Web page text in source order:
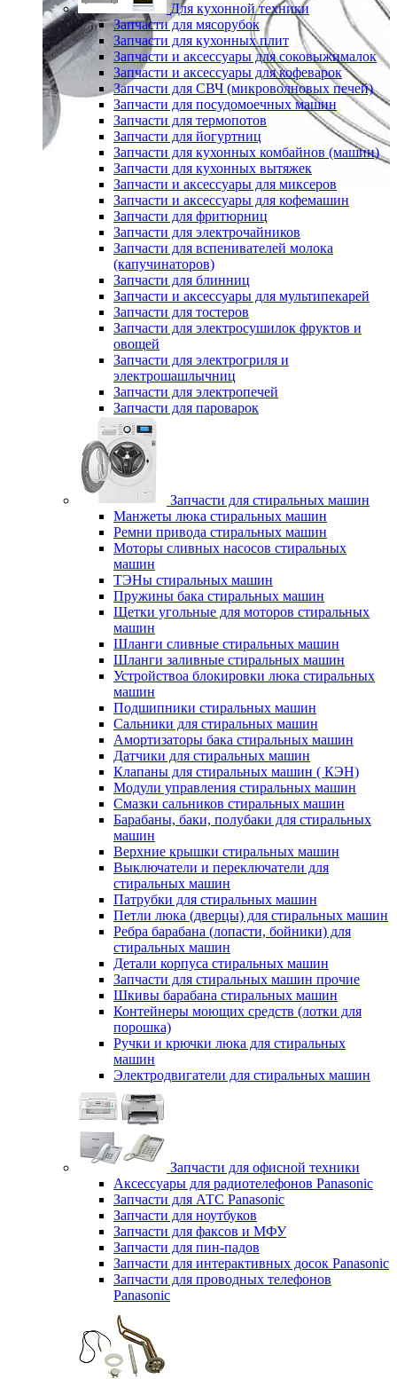
Для кухонной техники
Запчасти для мясорубок
Запчасти для кухонных плит
Запчасти и аксессуары для соковыжималок
Запчасти и аксессуары для кофеварок
Запчасти для СВЧ (микроволновых печей)
Запчасти для посудомоечных машин
Запчасти для термопотов
Запчасти для йогуртниц
Запчасти для кухонных комбайнов (машин)
Запчасти для кухонных вытяжек
Запчасти и аксессуары для миксеров
Запчасти и аксессуары для кофемашин
Запчасти для фритюрниц
Запчасти для электрочайников
Запчасти для вспенивателей молока
(капучинаторов)
Запчасти для блинниц
Запчасти и аксессуары для мультипекарей
Запчасти для тостеров
Запчасти для электросушилок фруктов и
овощей
Запчасти для электрогриля и
электрошашлычниц
Запчасти для электропечей
Запчасти для пароварок
Запчасти для стиральных машин
Манжеты люка стиральных машин
Ремни привода стиральных машин
Моторы сливных насосов стиральных
машин
ТЭНы стиральных машин
Пружины бака стиральных машин
Щетки угольные для моторов стиральных
машин
Шланги сливные стиральных машин
Шланги заливные стиральных машин
Устройствоа блокировки люка стиральных
машин
Подшипники стиральных машин
Сальники для стиральных машин
Амортизаторы бака стиральных машин
Датчики для стиральных машин
Клапаны для стиральных машин ( КЭН)
Модули управления стиральных машин
Смазки сальников стиральных машин
Барабаны, баки, полубаки для стиральных
машин
Верхние крышки стиральных машин
Выключатели и переключатели для
стиральных машин
Патрубки для стиральных машин
Петли люка (дверцы) для стиральных машин
Ребра барабана (лопасти, бойники) для
стиральных машин
Детали корпуса стиральных машин
Запчасти для стиральных машин прочие
Шкивы барабана стиральных машин
Контейнеры моющих средств (лотки для
порошка)
Ручки и крючки люка для стиральных
машин
Электродвигатели для стиральных машин
Запчасти для офисной техники
Аксессуары для радиотелефонов Panasonic
Запчасти для АТС Panasonic
Запчасти для ноутбуков
Запчасти для факсов и МФУ
Запчасти для пин-падов
Запчасти для интерактивных досок Panasonic
Запчасти для проводных телефонов
Panasonic